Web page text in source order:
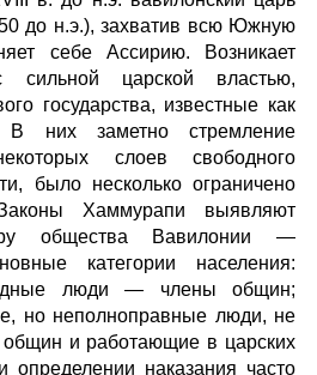
до н.э.), захватив всю Южную
себе Ассирию. Возникает
царской властью,
государства, известные как
В них заметно стремление
слоев свободного
было несколько ограничено
Хаммурапи выявляют
общества Вавилонии —
категории населения:
люди — члены общин;
но неполноправные люди, не
и работающие в царских
определении наказания часто